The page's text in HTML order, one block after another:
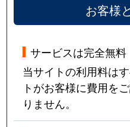
お客様
サービスは完全無料
当サイトの利用料は
トがお客様に費用を
りません。